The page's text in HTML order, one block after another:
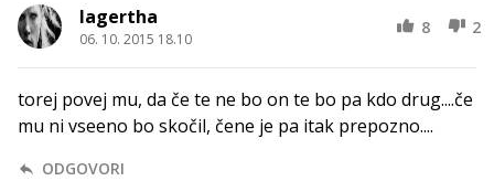
lagertha
06. 10. 2015 18.10
8 2
torej povej mu, da če te ne bo on te bo pa kdo drug....če
mu ni vseeno bo skočil, čene je pa itak prepozno....
ODGOVORI